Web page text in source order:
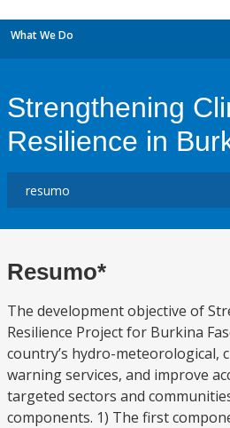
What We Do
Strengthening
Resilience in
Resumo*
The development objective of
Resilience Project for Burkina
country’s hydro-meteorological,
warning services, and improve
targeted sectors and
components. 1) The first